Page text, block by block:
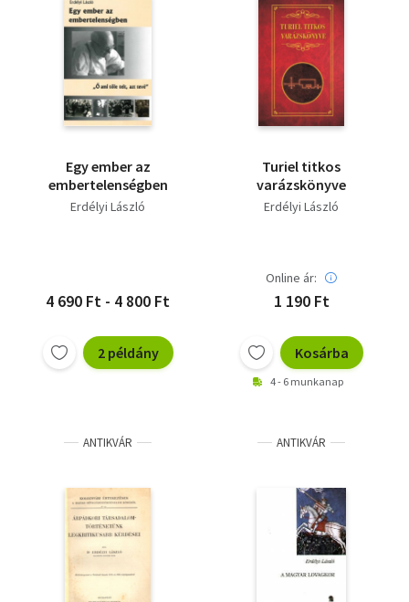
Egy ember az
embertelenségben
Erdélyi László
4 690 Ft - 4 800 Ft
2 példány
Turiel titkos
varázskönyve
Erdélyi László
Online ár:
1 190 Ft
Kosárba
4 - 6 munkanap
ANTIKVÁR ANTIKVÁR